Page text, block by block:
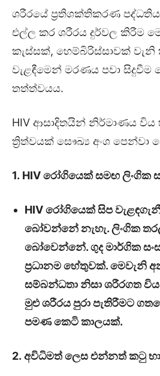
ශරීරයේ ප්‍රතිශක්තිකරණ
එල්ල කර ශරීරය දුර්වල කිරීම
කැස්සක්, හෙම්බිරිස්සාවක්
වැළඳීමෙන් මරණය පවා
තත්ත්වයය.
HIV ආසාදිතයින් නිර්මාණය විය
ත්‍රිත්වයක් සෞඛ්‍ය අංශ පෙන්වා
1. HIV රෝගියෙක් සමඟ ලිංගික
HIV රෝගියෙක් සිප
බෝවන්නේ නැහැ. ලිංගික
බෝවෙන්නේ. ගුද මාර්ගික
ප්‍රධානම හේතුවක්. මෙවැනි
සම්බන්ධතා නිසා ශරීරගත
මුළු ශරීරය පුරා පැතිරීමට
පමණ කෙටි කාලයක්.
2. අවිධිමත් ලෙස එන්නත් කටු